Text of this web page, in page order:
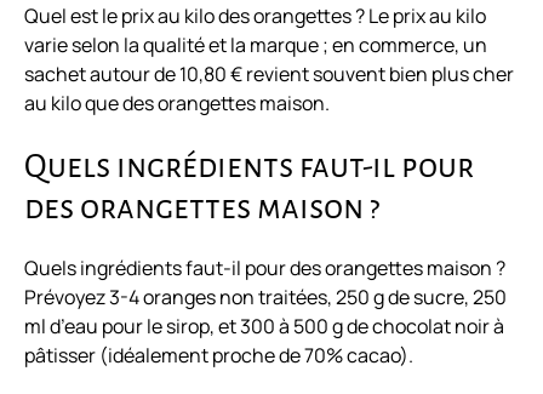
Quel est le prix au kilo des orangettes ? Le prix au kilo
varie selon la qualité et la marque ; en commerce, un
sachet autour de 10,80 € revient souvent bien plus cher
au kilo que des orangettes maison.
Quels ingrédients faut-il pour
des orangettes maison ?
Quels ingrédients faut-il pour des orangettes maison ?
Prévoyez 3-4 oranges non traitées, 250 g de sucre, 250
ml d’eau pour le sirop, et 300 à 500 g de chocolat noir à
pâtisser (idéalement proche de 70% cacao).